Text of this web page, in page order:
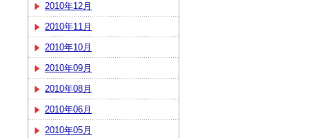
2010年12月
2010年11月
2010年10月
2010年09月
2010年08月
2010年06月
2010年05月